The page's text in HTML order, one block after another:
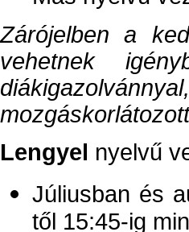
Zárójelben a
vehetnek
Lengyel nyelvű
Júliusban és
től 15:45-ig